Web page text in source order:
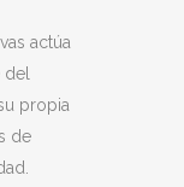
actúa
propia
de